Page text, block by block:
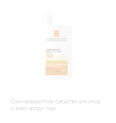
Солнцезащитное средство для лица
и кожи вокруг глаз